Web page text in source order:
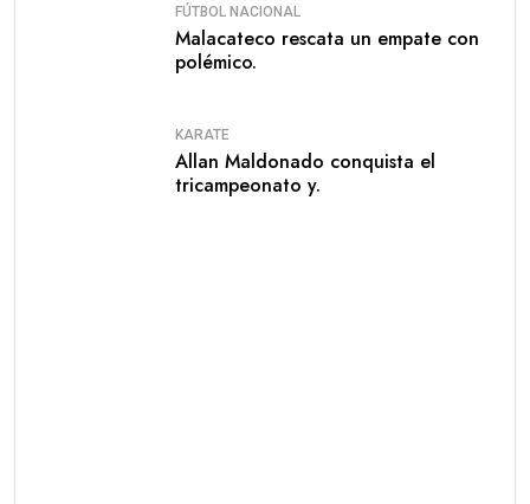
FÚTBOL NACIONAL
Malacateco rescata un empate con
polémico.
KARATE
Allan Maldonado conquista el
tricampeonato y.